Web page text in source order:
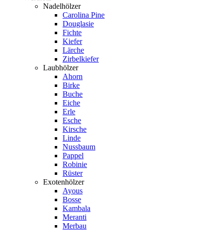
Nadelhölzer
Carolina Pine
Douglasie
Fichte
Kiefer
Lärche
Zirbelkiefer
Laubhölzer
Ahorn
Birke
Buche
Eiche
Erle
Esche
Kirsche
Linde
Nussbaum
Pappel
Robinie
Rüster
Exotenhölzer
Ayous
Bosse
Kambala
Meranti
Merbau